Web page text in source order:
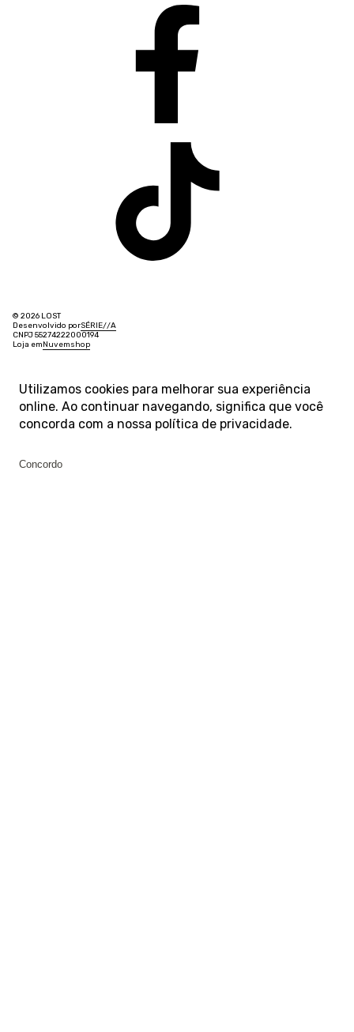
© 2026 LOST
Desenvolvido porSÉRIE//A
CNPJ 55274222000194
Loja emNuvemshop
Utilizamos cookies para melhorar sua experiência
online. Ao continuar navegando, significa que você
concorda com a nossa política de privacidade.
Concordo